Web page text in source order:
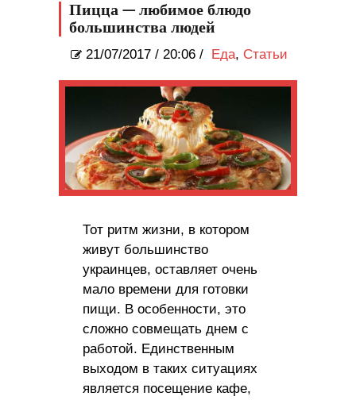
Пицца — любимое блюдо
большинства людей
21/07/2017 / 20:06 / Еда, Статьи
Тот ритм жизни, в котором
живут большинство
украинцев, оставляет очень
мало времени для готовки
пищи. В особенности, это
сложно совмещать днем с
работой. Единственным
выходом в таких ситуациях
является посещение кафе,